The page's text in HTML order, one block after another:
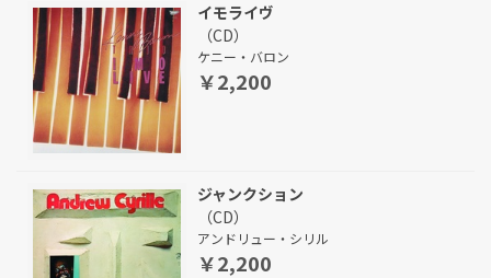
イモライヴ
（CD）
ケニー・バロン
￥2,200
ジャンクション
（CD）
アンドリュー・シリル
￥2,200